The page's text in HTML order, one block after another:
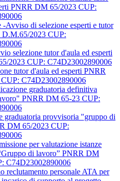
PNRR DM 65/2023 CUP:
-Avviso di selezione esperti e tutor
D.M.65/2023 CUP:
selezione tutor d'aula ed esperti
2023 CUP: C74D23002890006
tutor d'aula ed esperti PNRR
C74D23002890006
graduatoria definitiva
PNRR DM 65-23 CUP:
graduatoria provvisoria "gruppo di
DM 65/2023 CUP:
per valutazione istanze
di lavoro” PNRR DM
C74D23002890006
reclutamento personale ATA per